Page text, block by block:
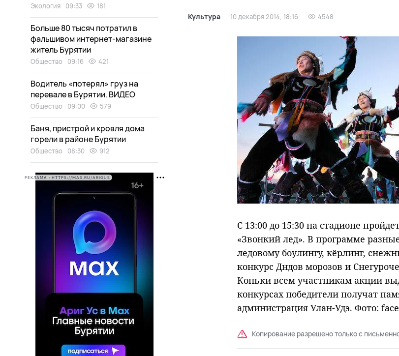
Культура 10 декабря 2014, 18:16 4548
С 13:00 до 15:30 на стадионе
«Звонкий лед». В программе
ледовому боулингу, кёрлинг,
конкурс Дндов морозов и
Коньки всем участникам акции
конкурсах победители получат
администрация Улан-Удэ. Фото:
Копирование разрешено только с
Экология 09:33 181
Больше 80 тысяч потратил в
фальшивом интернет-магазине
житель Бурятии
Общество 09:16 421
Водитель «потерял» груз на
перевале в Бурятии. ВИДЕО
Общество 09:00 579
Баня, пристрой и кровля дома
горели в районе Бурятии
Общество 08:30 912
РЕКЛАМА • HTTPS://MAX.RU/ARIGUS